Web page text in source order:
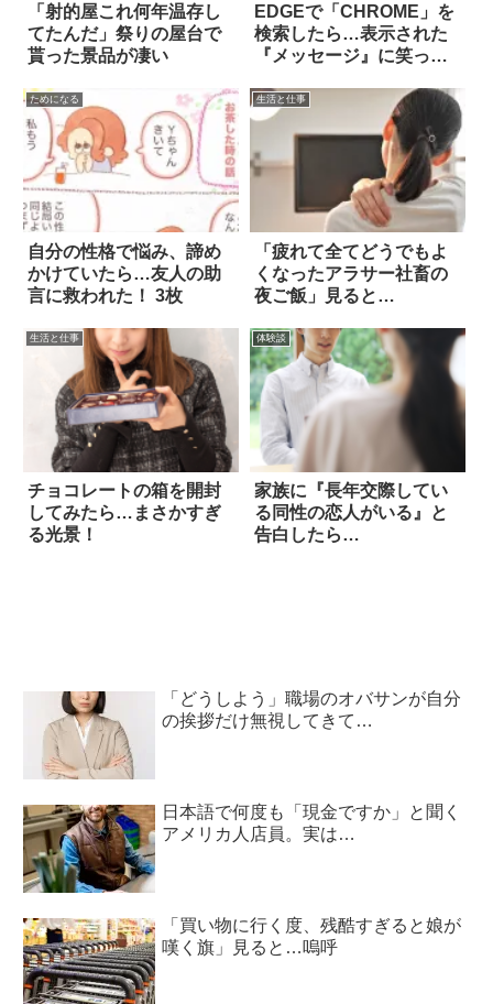
「射的屋これ何年温存し
てたんだ」祭りの屋台で
貰った景品が凄い
EDGEで「CHROME」を
検索したら…表示された
『メッセージ』に笑っ
ためになる
自分の性格で悩み、諦め
かけていたら…友人の助
言に救われた！ 3枚
生活と仕事
「疲れて全てどうでもよ
くなったアラサー社畜の
夜ご飯」見ると…
生活と仕事
チョコレートの箱を開封
してみたら…まさかすぎ
る光景！
体験談
家族に『長年交際してい
る同性の恋人がいる』と
告白したら…
「どうしよう」職場のオバサンが自分
の挨拶だけ無視してきて…
日本語で何度も「現金ですか」と聞く
アメリカ人店員。実は…
「買い物に行く度、残酷すぎると娘が
嘆く旗」見ると…嗚呼